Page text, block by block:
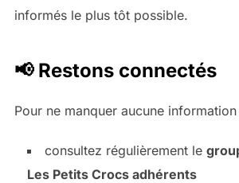
informés le plus tôt possible.
📢 Restons connectés
Pour ne manquer aucune information
consultez régulièrement le
Les Petits Crocs adhérents